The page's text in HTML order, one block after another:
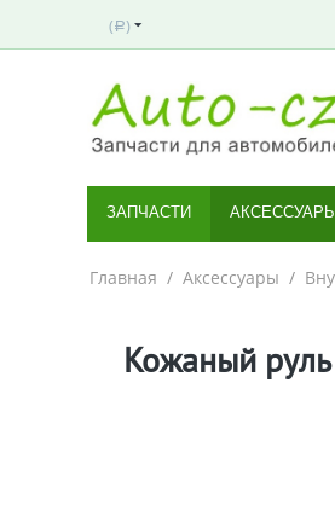
( Р )
ЗАПЧАСТИ
Главная / Аксессуары /
Кожаный